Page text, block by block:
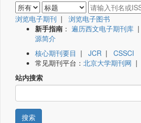
浏览电子期刊 | 浏览电子图书
新手指南 ： 遍历西文电子期刊库 |
源简介
核心期刊要目 | JCR | CSSCI
常见期刊平台： 北京大学期刊网 |
站内搜索
搜索